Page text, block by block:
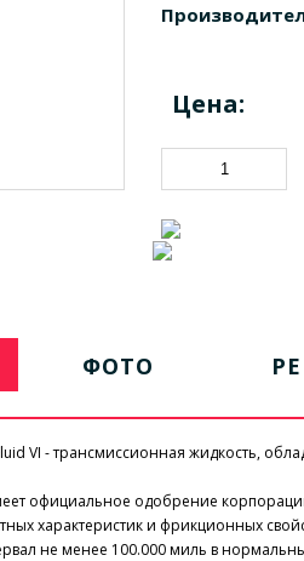
Цена:
ФОТО
VI - трансмиссионная жидкость,
официальное одобрение
характеристик и фрикционных
не менее 100.000 миль в